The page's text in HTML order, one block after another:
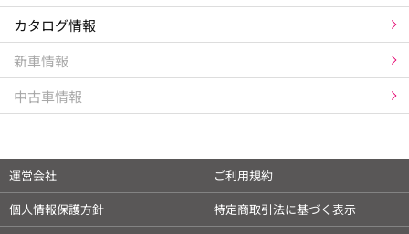
カタログ情報
新車情報
中古車情報
運営会社
ご利用規約
個人情報保護方針
特定商取引法に基づく表示